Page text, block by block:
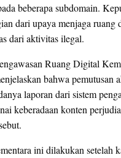
beberapa subdomain.
dari upaya menjaga ruang
dari aktivitas ilegal.
Ruang Digital
bahwa pemutusan
laporan dari sistem
keberadaan konten
ini dilakukan setelah